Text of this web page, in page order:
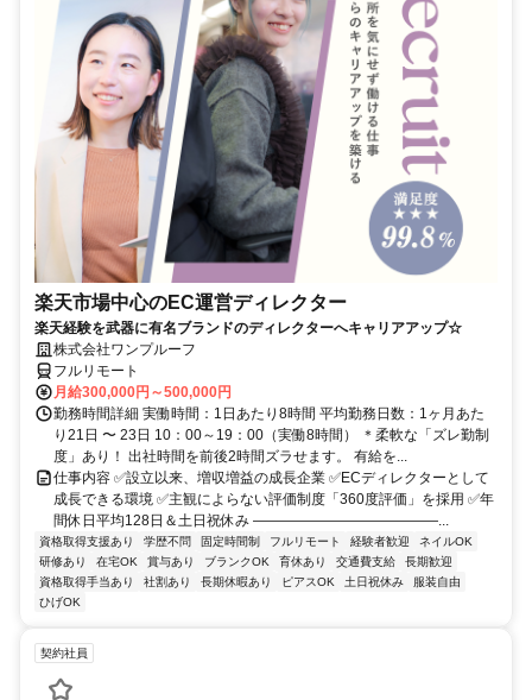
楽天市場中心のEC運営ディレクター
楽天経験を武器に有名ブランドのディレクターへキャリアアップ☆
株式会社ワンプルーフ
フルリモート
月給300,000円～500,000円
勤務時間詳細 実働時間：1日あたり8時間 平均勤務日数：1ヶ月あた
り21日 〜 23日 10：00～19：00（実働8時間） ＊柔軟な「ズレ勤制
度」あり！ 出社時間を前後2時間ズラせます。 有給を...
仕事内容 ✅設立以来、増収増益の成長企業 ✅ECディレクターとして
成長できる環境 ✅主観によらない評価制度「360度評価」を採用 ✅年
間休日平均128日＆土日祝休み ―――――――――――――...
資格取得支援あり 学歴不問 固定時間制 フルリモート 経験者歓迎
ネイルOK
研修あり
在宅OK 賞与あり ブランクOK 育休あり 交通費支給
長期歓迎
資格取得手当あり
社割あり 長期休暇あり ピアスOK 土日祝休み
服装自由
ひげOK
契約社員